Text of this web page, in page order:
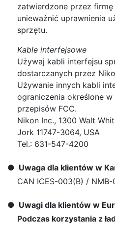
zatwierdzone przez
unieważnić uprawnienia
sprzętu.
Kable interfejsowe
Używaj kabli interfejsu
dostarczanych przez
Używanie innych kabli
ograniczenia określone w
przepisów FCC.
Nikon Inc., 1300 Walt
Jork 11747-3064, USA
Tel.: 631-547-4200
Uwaga dla klientów w
CAN ICES-003(B) / NMB-
Uwagi dla klientów w
Podczas korzystania z